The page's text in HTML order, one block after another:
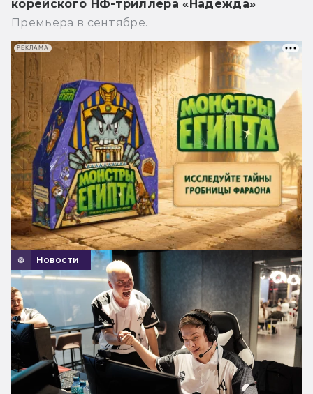
корейского НФ-триллера «Надежда»
Премьера в сентябре.
Новости
РЕКЛАМА